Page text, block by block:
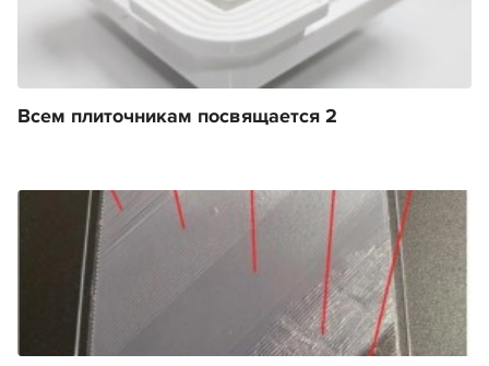
Всем плиточникам посвящается 2